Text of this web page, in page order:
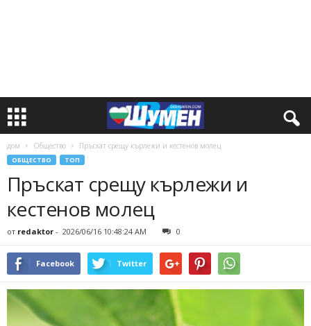
дом Общество Пръскат срещу кърлежи и кестенов молец
ОБЩЕСТВО ТОП
Пръскат срещу кърлежи и
кестенов молец
от redaktor - 2026/06/16 10:48:24 AM 0
Facebook Twitter